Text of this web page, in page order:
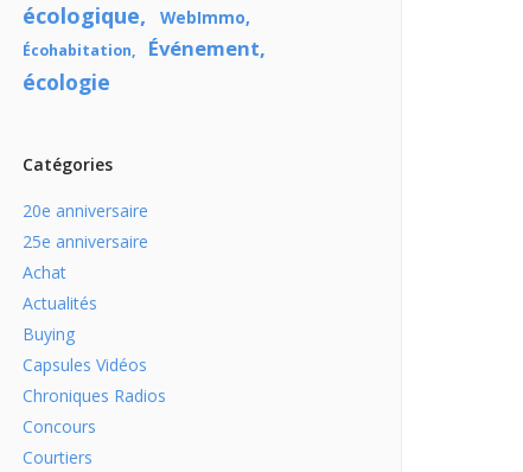
écologique
WebImmo
Écohabitation Événement
écologie
Catégories
20e anniversaire
25e anniversaire
Achat
Actualités
Buying
Capsules Vidéos
Chroniques Radios
Concours
Courtiers